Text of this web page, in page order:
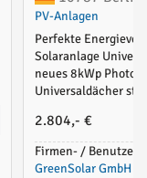
PV-Anlagen
Perfekte
Solaranlage
neues 8kWp
Universaldächer
2.804,- €
Firmen- /
GreenSolar GmbH